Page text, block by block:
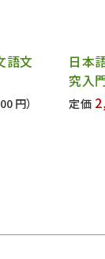
語文
円）
日本
究入
定価